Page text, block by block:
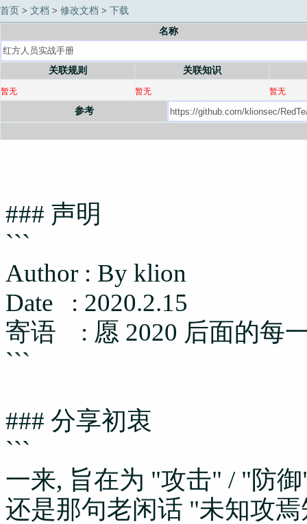
首页 > 文档 > 修改文档 > 下载
名称
关联规则 关联知识
暂无 暂无 暂无
参考
### 声明
```
Author : By klion
Date : 2020.2.15
寄语 : 愿 2020 后面的每
```
### 分享初衷
```
一来, 旨在为 "攻击" / "防
还是那句老闲话 "未知攻